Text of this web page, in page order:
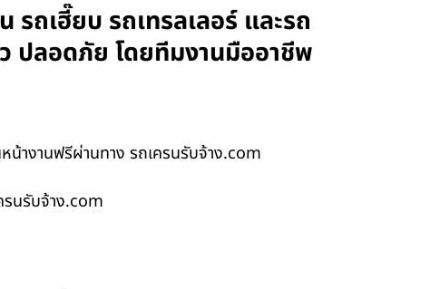
รถเฮี๊ยบ รถเทรลเลอร์ และรถ
ปลอดภัย โดยทีมงานมืออาชีพ
น้างานฟรีผ่านทาง รถเครนรับจ้าง.com
รนรับจ้าง.com